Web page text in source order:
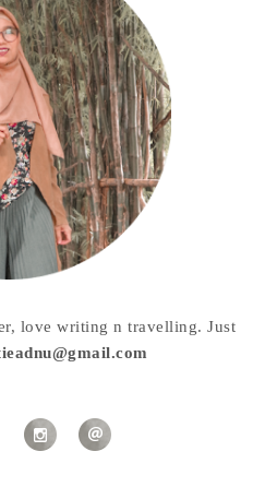
love writing n travelling. Just